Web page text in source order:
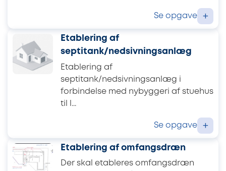
Se opgave +
Etablering af
septitank/nedsivningsanlæg
Etablering af
septitank/nedsivningsanlæg i
forbindelse med nybyggeri af stuehus
til l...
Se opgave +
Etablering af omfangsdræn
Der skal etableres omfangsdræn